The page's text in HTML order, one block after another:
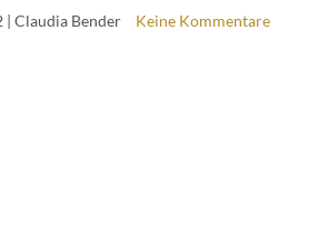
| Claudia Bender Keine Kommentare